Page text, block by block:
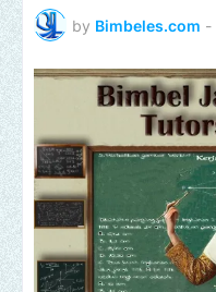
by Bimbeles.com -